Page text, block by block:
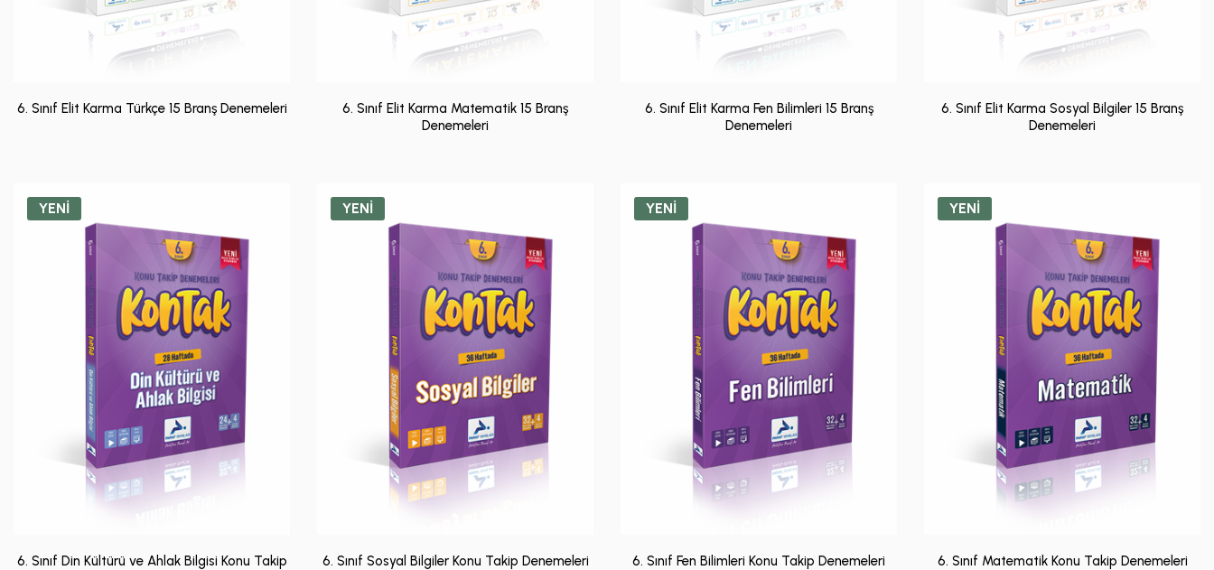
6. Sınıf Elit Karma Türkçe 15 Branş Denemeleri
6. Sınıf Elit Karma Matematik 15 Branş
Denemeleri
6. Sınıf Elit Karma Fen Bilimleri 15 Branş
Denemeleri
6. Sınıf Elit Karma Sosyal Bilgiler 15 Branş
Denemeleri
YENİ
6. Sınıf Din Kültürü ve Ahlak Bilgisi Konu Takip
YENİ
6. Sınıf Sosyal Bilgiler Konu Takip Denemeleri
YENİ
6. Sınıf Fen Bilimleri Konu Takip Denemeleri
YENİ
6. Sınıf Matematik Konu Takip Denemeleri